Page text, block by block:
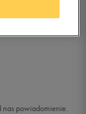
nas powiadomienie.